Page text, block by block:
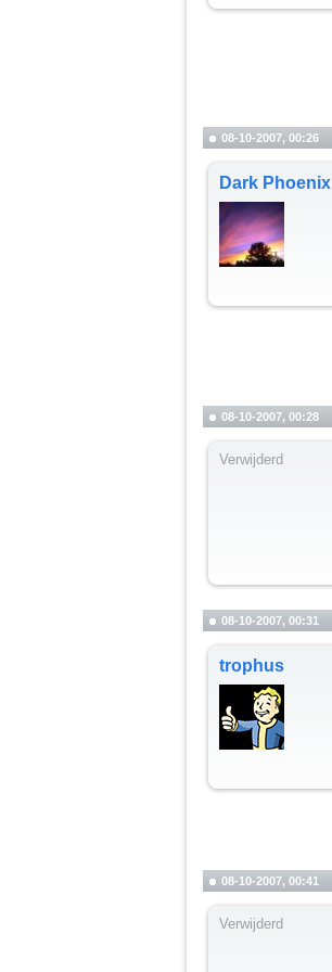
08-10-2007, 00:26
Dark Phoenix
08-10-2007, 00:28
Verwijderd
08-10-2007, 00:31
trophus
08-10-2007, 00:41
Verwijderd